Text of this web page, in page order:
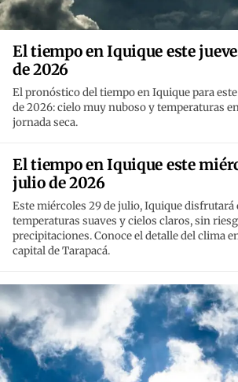
El tiempo en Iquique este
de 2026
El pronóstico del tiempo en Iquique para
de 2026: cielo muy nuboso y temperaturas
jornada seca.
El tiempo en Iquique este
julio de 2026
Este miércoles 29 de julio, Iquique disfrutará
temperaturas suaves y cielos claros, sin
precipitaciones. Conoce el detalle del clima
capital de Tarapacá.